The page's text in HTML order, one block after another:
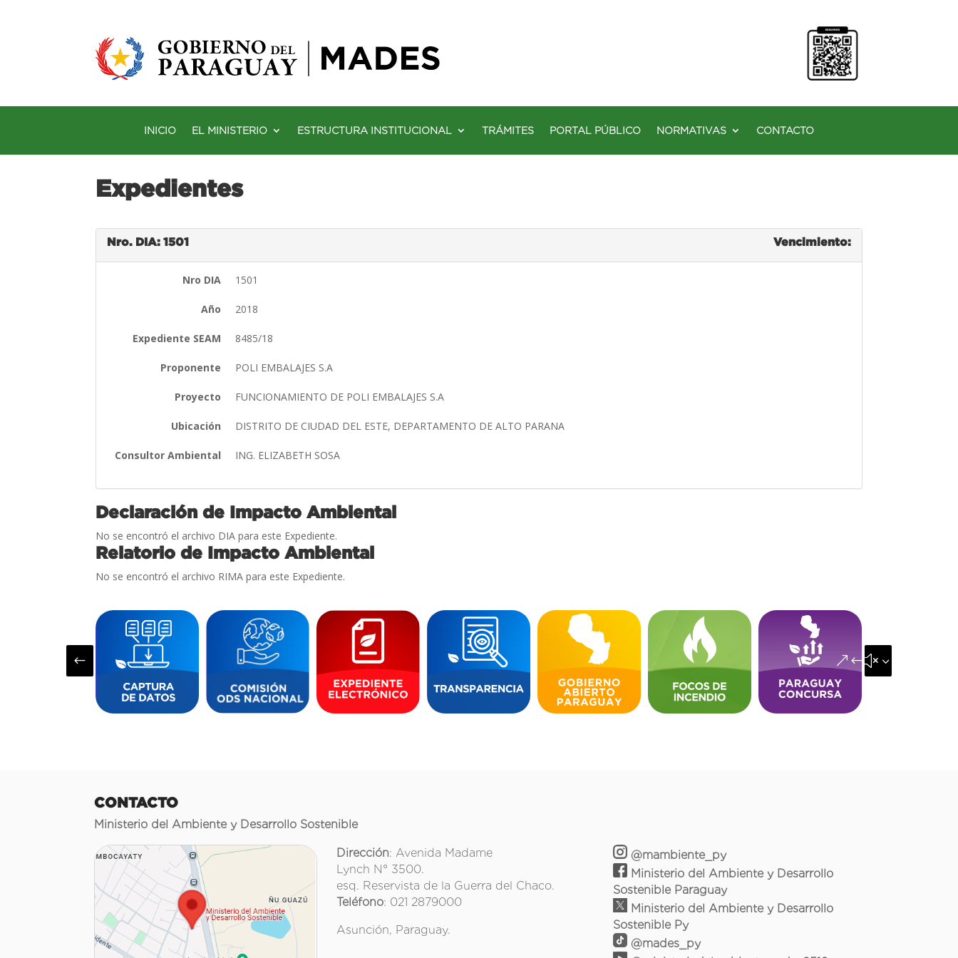
INICIO EL MINISTERIO ESTRUCTURA INSTITUCIONAL TRÁMITES PORTAL PÚBLICO NORMATIVAS CONTACTO
Expedientes
Nro. DIA: 1501 Vencimiento:
Nro DIA 1501
Año 2018
Expediente SEAM 8485/18
Proponente POLI EMBALAJES S.A
Proyecto FUNCIONAMIENTO DE POLI EMBALAJES S.A
Ubicación DISTRITO DE CIUDAD DEL ESTE, DEPARTAMENTO DE ALTO PARANA
Consultor Ambiental ING. ELIZABETH SOSA
Declaración de Impacto Ambiental
No se encontró el archivo DIA para este Expediente.
Relatorio de Impacto Ambiental
No se encontró el archivo RIMA para este Expediente.
# &#x35;
CONTACTO
Ministerio del Ambiente y Desarrollo Sostenible
Dirección: Avenida Madame
Lynch N° 3500.
esq. Reservista de la Guerra del Chaco.
Teléfono: 021 2879000
Asunción, Paraguay.
@mambiente_py
Ministerio del Ambiente y Desarrollo
Sostenible Paraguay
Ministerio del Ambiente y Desarrollo
Sostenible Py
@mades_py